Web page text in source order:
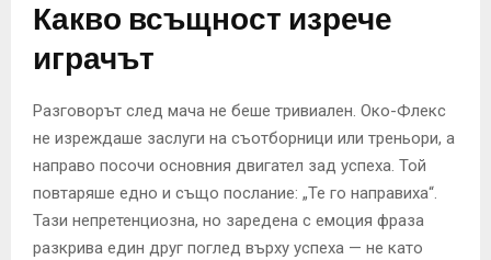
Какво всъщност изрече
играчът
Разговорът след мача не беше тривиален. Око-Флекс
не изреждаше заслуги на съотборници или треньори, а
направо посочи основния двигател зад успеха. Той
повтаряше едно и също послание: „Те го направиха“.
Тази непретенциозна, но заредена с емоция фраза
разкрива един друг поглед върху успеха — не като